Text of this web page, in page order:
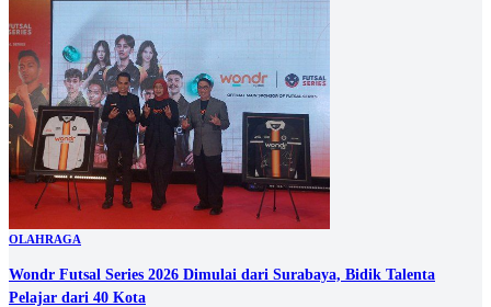
OLAHRAGA
Wondr Futsal Series 2026 Dimulai dari Surabaya, Bidik Talenta
Pelajar dari 40 Kota